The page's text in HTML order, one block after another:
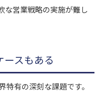
な営業戦略の実施が難し
スもある
特有の深刻な課題です。